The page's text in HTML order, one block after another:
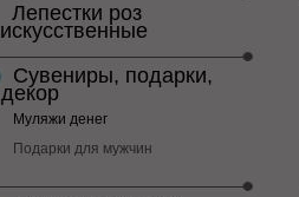
Лепестки роз
искусственные
Сувениры, подарки,
декор
Муляжи денег
Подарки для мужчин